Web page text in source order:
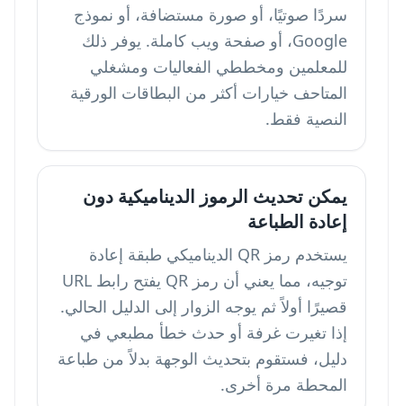
سردًا صوتيًا، أو صورة مستضافة، أو نموذج
Google، أو صفحة ويب كاملة. يوفر ذلك
للمعلمين ومخططي الفعاليات ومشغلي
المتاحف خيارات أكثر من البطاقات الورقية
النصية فقط.
يمكن تحديث الرموز الديناميكية دون
إعادة الطباعة
يستخدم رمز QR الديناميكي طبقة إعادة
توجيه، مما يعني أن رمز QR يفتح رابط URL
قصيرًا أولاً ثم يوجه الزوار إلى الدليل الحالي.
إذا تغيرت غرفة أو حدث خطأ مطبعي في
دليل، فستقوم بتحديث الوجهة بدلاً من طباعة
المحطة مرة أخرى.